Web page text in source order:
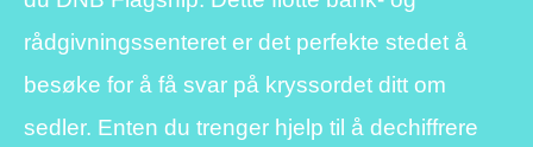
rådgivningssenteret er det perfekte stedet å
besøke for å få svar på kryssordet ditt om
sedler. Enten du trenger hjelp til å dechiffrere